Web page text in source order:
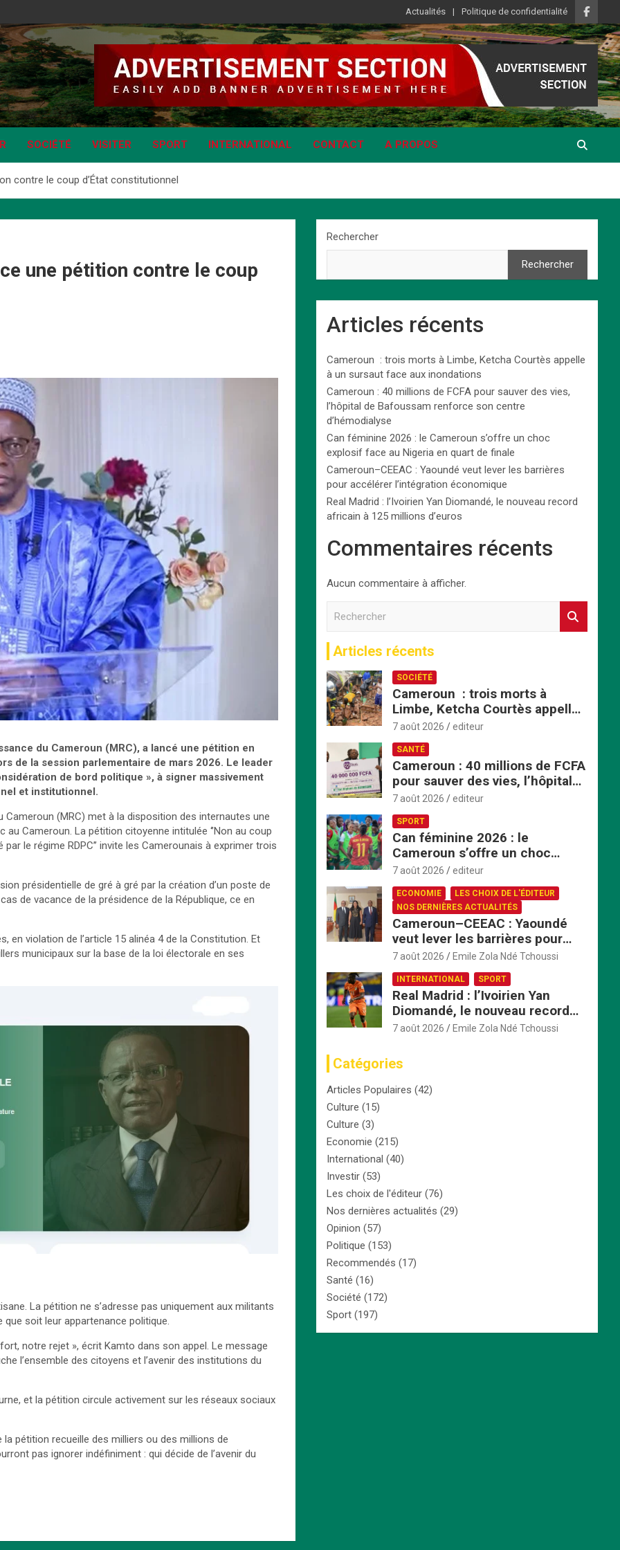
Actualités Politique de confidentialité
SOCIÉTÉ VISITER SPORT INTERNATIONAL CONTACT A PROPOS
contre le coup d’État constitutionnel
une pétition contre le coup
du Cameroun (MRC), a lancé une pétition en
de la session parlementaire de mars 2026. Le leader
de bord politique », à signer massivement
et institutionnel.
(MRC) met à la disposition des internautes une
Cameroun. La pétition citoyenne intitulée ‘’Non au coup
le régime RDPC’’ invite les Camerounais à exprimer trois
présidentielle de gré à gré par la création d’un poste de
de vacance de la présidence de la République, ce en
en violation de l’article 15 alinéa 4 de la Constitution. Et
municipaux sur la base de la loi électorale en ses
La pétition ne s’adresse pas uniquement aux militants
que soit leur appartenance politique.
notre rejet », écrit Kamto dans son appel. Le message
l’ensemble des citoyens et l’avenir des institutions du
et la pétition circule activement sur les réseaux sociaux
pétition recueille des milliers ou des millions de
pas ignorer indéfiniment : qui décide de l’avenir du
Rechercher
Rechercher
Articles récents
Cameroun : trois morts à Limbe, Ketcha Courtès appelle
à un sursaut face aux inondations
Cameroun : 40 millions de FCFA pour sauver des vies,
l’hôpital de Bafoussam renforce son centre
d’hémodialyse
Can féminine 2026 : le Cameroun s’offre un choc
explosif face au Nigeria en quart de finale
Cameroun–CEEAC : Yaoundé veut lever les barrières
pour accélérer l’intégration économique
Real Madrid : l’Ivoirien Yan Diomandé, le nouveau record
africain à 125 millions d’euros
Commentaires récents
Aucun commentaire à afficher.
r
c
h
e
Articles récents
SOCIÉTÉ
Cameroun : trois morts à
Limbe, Ketcha Courtès appelle
à un sursaut face aux
inondations
7 août 2026 editeur
SANTÉ
Cameroun : 40 millions de FCFA
pour sauver des vies, l’hôpital
de Bafoussam renforce son
centre d’hémodialyse
7 août 2026 editeur
SPORT
Can féminine 2026 : le
Cameroun s’offre un choc
explosif face au Nigeria en
quart de finale
7 août 2026 editeur
ECONOMIE
LES CHOIX DE L'ÉDITEUR
NOS DERNIÈRES ACTUALITÉS
Cameroun–CEEAC : Yaoundé
veut lever les barrières pour
accélérer l’intégration
économique
7 août 2026 Emile Zola Ndé Tchoussi
INTERNATIONAL SPORT
Real Madrid : l’Ivoirien Yan
Diomandé, le nouveau record
africain à 125 millions d’euros
7 août 2026 Emile Zola Ndé Tchoussi
Catégories
Articles Populaires (42)
Culture (15)
Culture (3)
Economie (215)
International (40)
Investir (53)
Les choix de l'éditeur (76)
Nos dernières actualités (29)
Opinion (57)
Politique (153)
Recommendés (17)
Santé (16)
Société (172)
Sport (197)